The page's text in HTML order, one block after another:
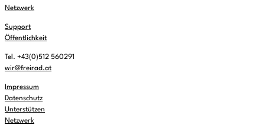
Netzwerk
Support
Öffentlichkeit
Tel. +43(0)512 560291
wir@freirad.at
Impressum
Datenschutz
Unterstützen
Netzwerk